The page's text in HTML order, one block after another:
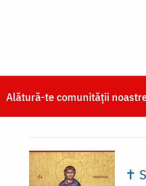
Alătură-te comunității
✝